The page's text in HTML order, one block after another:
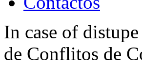
In case of
de Conflitos de